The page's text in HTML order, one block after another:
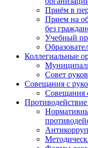
Приём в
Прием на
без
Учебный
Коллегиальные
Совет
Совещания с
Совещания